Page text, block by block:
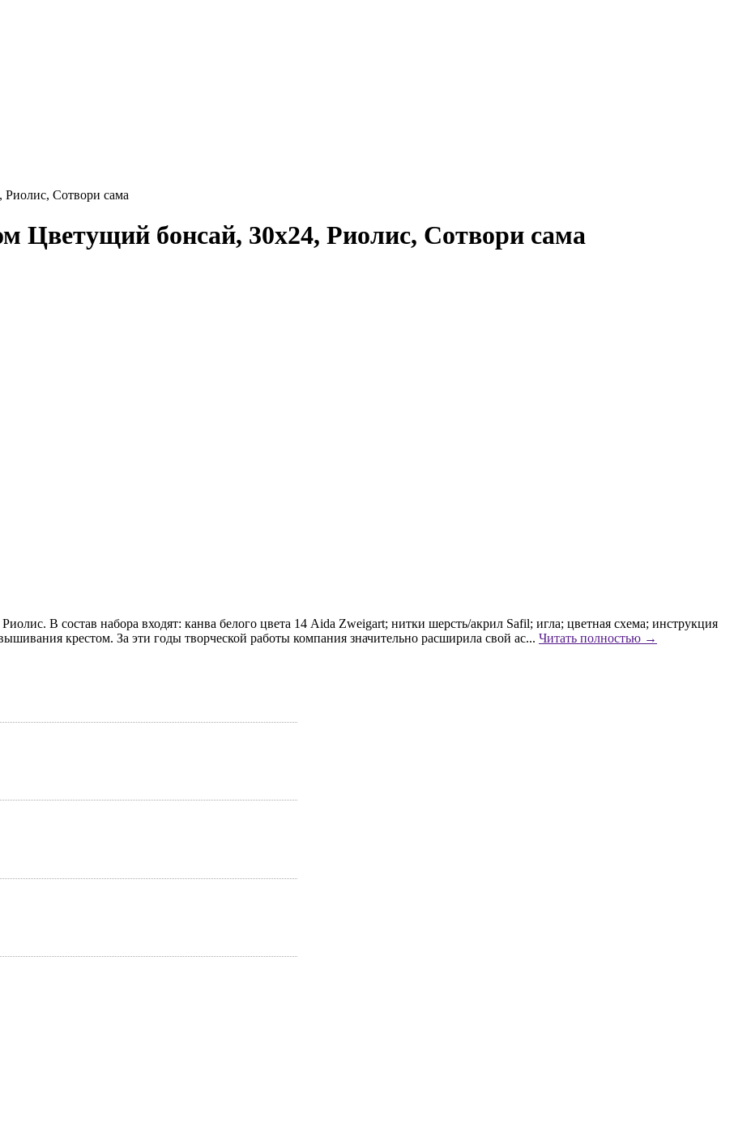
Сотвори сама
Цветущий бонсай, 30x24, Риолис, Сотвори сама
В состав набора входят: канва белого цвета 14 Aida Zweigart; нитки шерсть/акрил Safil; игла; цветная схема; инструкция
крестом. За эти годы творческой работы компания значительно расширила свой ас... Читать полностью →